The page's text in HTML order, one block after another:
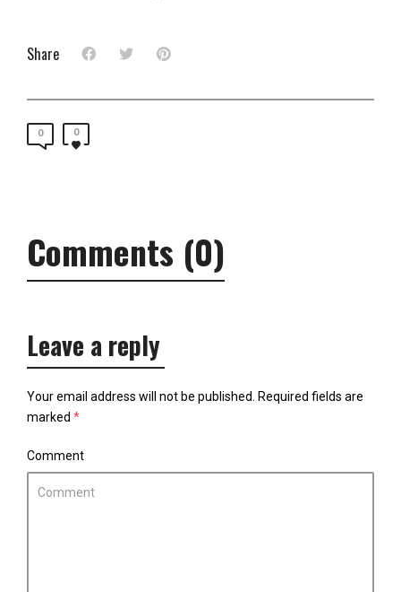
Share
0 0
Comments (0)
Leave a reply
Your email address will not be published.
Required fields are
marked *
Comment